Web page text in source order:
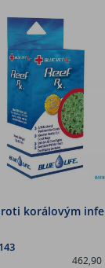
korálovým
462,90